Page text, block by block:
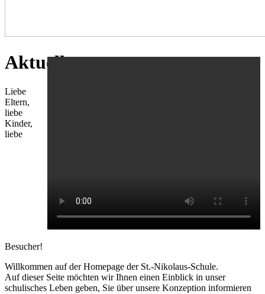
Aktuelles
Liebe
Eltern,
liebe
Kinder,
liebe
Besucher!
Willkommen auf der Homepage der St.-Nikolaus-Schule.
Auf dieser Seite möchten wir Ihnen einen Einblick in unser
schulisches Leben geben, Sie über unsere Konzeption informieren